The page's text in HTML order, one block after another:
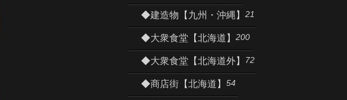
◆建造物【九州・沖縄】 21
◆大衆食堂【北海道】 200
◆大衆食堂【北海道外】 72
◆商店街【北海道】 54